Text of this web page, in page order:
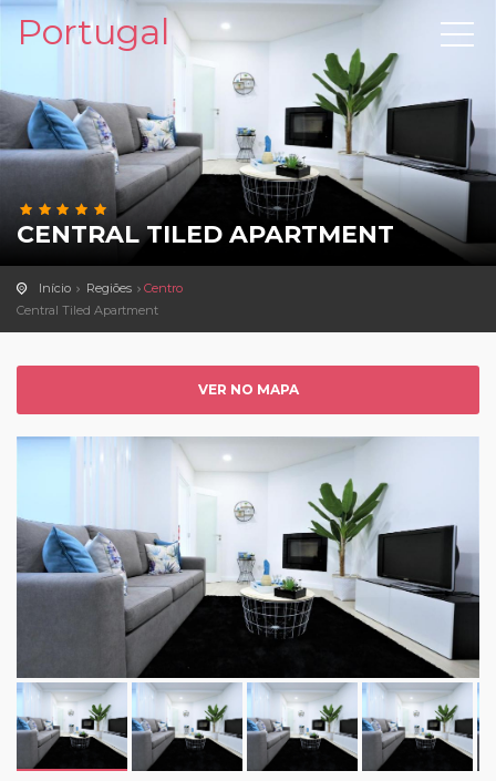
Portugal
CENTRAL TILED APARTMENT
Início Regiões
Centro
Central Tiled Apartment
VER NO MAPA